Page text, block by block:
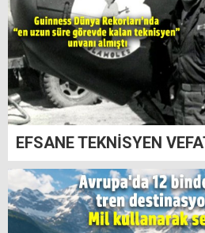
EFSANE TEKNİSYEN